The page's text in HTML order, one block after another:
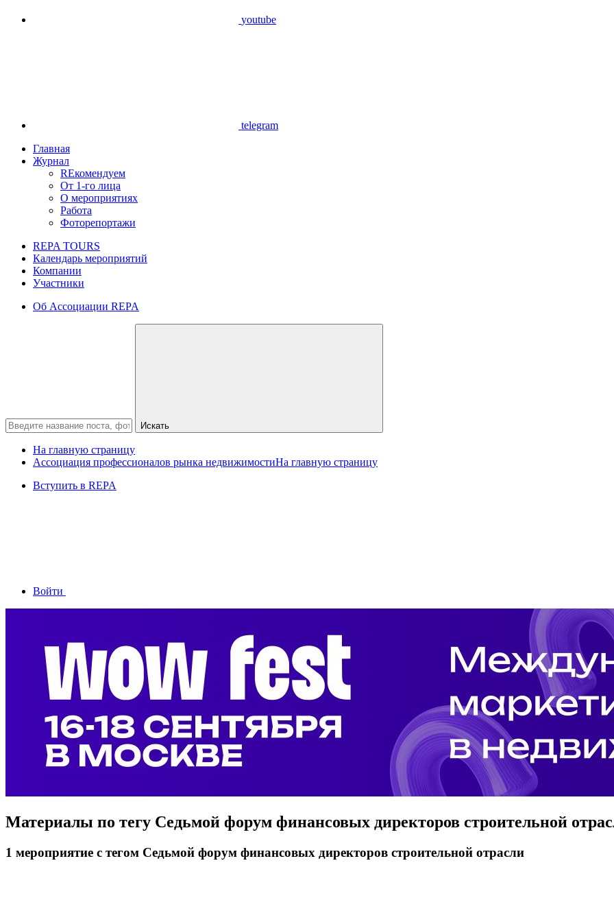
youtube
telegram
Главная
Журнал
REкомендуем
От 1-го лица
О мероприятиях
Работа
Фоторепортажи
REPA TOURS
Календарь мероприятий
Компании
Участники
Об Ассоциации REPA
Искать
На главную страницу
Ассоциация профессионалов рынка недвижимостиНа главную страницу
Вступить в REPA
Войти
Материалы по тегу Седьмой форум финансовых директоров строительной
1 мероприятие с тегом Седьмой форум финансовых директоров строительной отрасли